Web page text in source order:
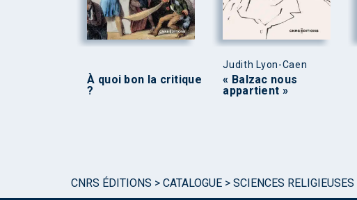
À quoi bon la critique
?
Judith Lyon-Caen
« Balzac nous
appartient »
CNRS ÉDITIONS > CATALOGUE > SCIENCES RELIGIEUSES